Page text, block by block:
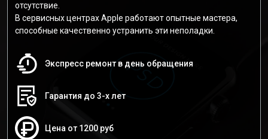
отсутствие.
В сервисных центрах Apple работают опытные мастера,
способные качественно устранить эти неполадки.
Экспресс ремонт в день обращения
Гарантия до 3-х лет
Цена от 1200 руб